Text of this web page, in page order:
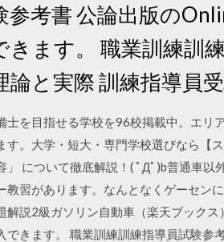
参考書 公論出版の
きます。 職業訓練訓
論と実際 訓練指導員
士を目指せる学校を96校掲載中。エリ
す。大学・短大・専門学校選びなら【
」 について徹底解説！( ﾟДﾟ)b普通車以
教習があります。なんとなくゲーセン
解説2級ガソリン自動車（楽天ブック
できます。 職業訓練訓練指導員試験参